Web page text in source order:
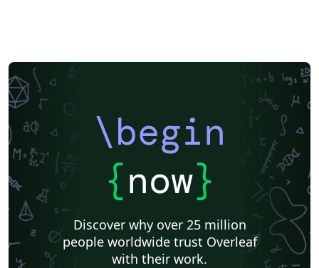
\begin
{now}
Discover why over 25 million
people worldwide trust Overleaf
with their work.